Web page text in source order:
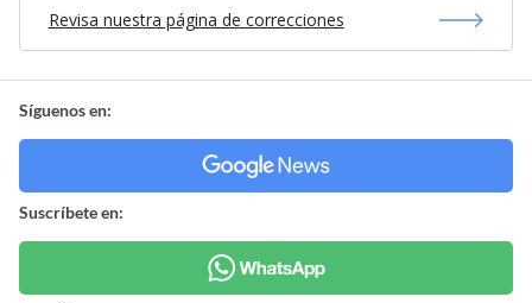
Revisa nuestra página de correcciones
Síguenos en:
Suscríbete en: